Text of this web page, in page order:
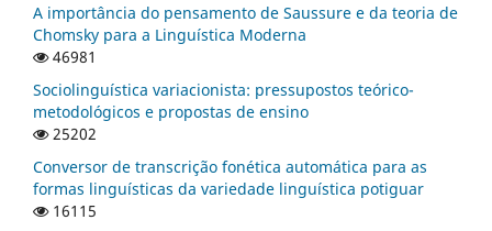
A importância do pensamento de Saussure e da teoria de
Chomsky para a Linguística Moderna
46981
Sociolinguística variacionista: pressupostos teórico-
metodológicos e propostas de ensino
25202
Conversor de transcrição fonética automática para as
formas linguísticas da variedade linguística potiguar
16115